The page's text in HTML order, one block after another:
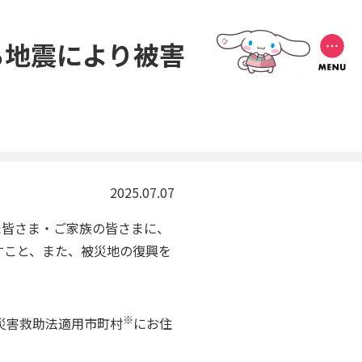
震により被害
2025.07.07
さま・ご家族の皆さまに、
と、また、被災地の復興を
害救助法適用市町村※にお住